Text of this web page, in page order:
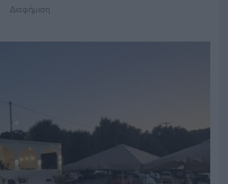
Διαφήμιση